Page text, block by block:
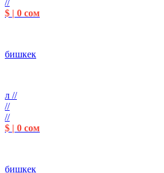
//
$ | 0 сом
бишкек
л //
//
//
$ | 0 сом
бишкек